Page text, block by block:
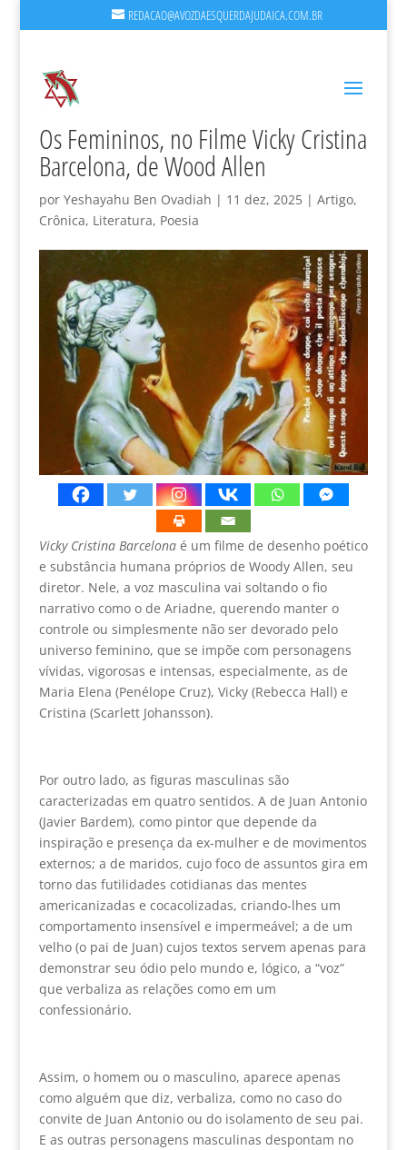
REDACAO@AVOZDAESQUERDAJUDAICA.COM.BR
Os Femininos, no Filme Vicky Cristina
Barcelona, de Wood Allen
por Yeshayahu Ben Ovadiah | 11 dez, 2025| Artigo,
Crônica, Literatura, Poesia
Vicky Cristina Barcelonaé um filme de desenho poético
e substância humana próprios de Woody Allen, seu
diretor. Nele, a voz masculina vai soltando o fio
narrativo como o de Ariadne, querendo manter o
controle ou simplesmente não ser devorado pelo
universo feminino, que se impõe com personagens
vívidas, vigorosas e intensas, especialmente, as de
Maria Elena (Penélope Cruz), Vicky (Rebecca Hall) e
Cristina (Scarlett Johansson).
Por outro lado, as figuras masculinas são
caracterizadas em quatro sentidos. A de Juan Antonio
(Javier Bardem), como pintor que depende da
inspiração e presença da ex-mulher e de movimentos
externos; a de maridos, cujo foco de assuntos gira em
torno das futilidades cotidianas das mentes
americanizadas e cocacolizadas, criando-lhes um
comportamento insensível e impermeável; a de um
velho (o pai de Juan) cujos textos servem apenas para
demonstrar seu ódio pelo mundo e, lógico, a “voz”
que verbaliza as relações como em um
confessionário.
Assim, o homem ou o masculino, aparece apenas
como alguém que diz, verbaliza, como no caso do
convite de Juan Antonio ou do isolamento de seu pai.
E as outras personagens masculinas despontam no